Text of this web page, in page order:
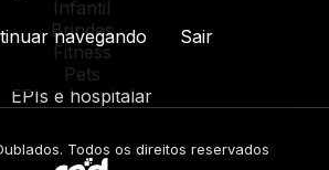
Infantil
Brindes
Fitness
Pets
EPIs e hospitalar
Todos os direitos reservados
navegando Sair